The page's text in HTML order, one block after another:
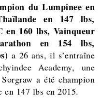
du Lumpinee en
en 147 lbs,
en 160 lbs, Vainqueur
en 154 lbs,
a 26 ans, il s’entraîne
Academy, une
a été champion
147 lbs en 2015.